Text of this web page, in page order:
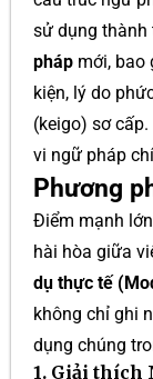
sử dụng thành
pháp mới, bao
kiện, lý do
(keigo) sơ
vi ngữ pháp
Phương
Điểm mạnh
hài hòa giữa
dụ thực tế
không chỉ ghi
dụng chúng
1. Giải thích